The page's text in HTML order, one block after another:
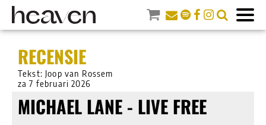
RECENSIE
Tekst: Joop van Rossem
za 7 februari 2026
MICHAEL LANE - LIVE FREE